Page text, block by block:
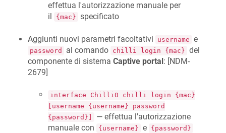
effettua l'autorizzazione manuale per
il
{mac} specificato
Aggiunti nuovi parametri facoltativi username e
password al comando chilli login {mac} del
componente di sistema Captive portal: [NDM-
2679]
interface Chilli0 chilli login {mac}
[username {username} password
{password}]
— effettua l'autorizzazione
manuale con
{username} e {password}